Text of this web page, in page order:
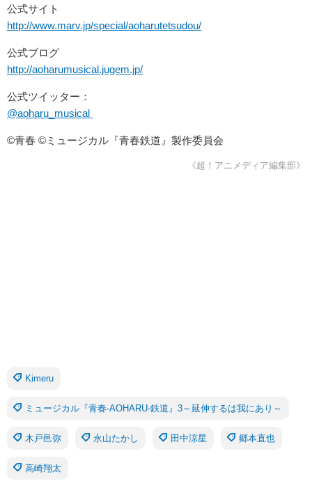
公式サイト
http://www.marv.jp/special/aoharutetsudou/
公式ブログ
http://aoharumusical.jugem.jp/
公式ツイッター：
@aoharu_musical
©青春 ©ミュージカル『青春鉄道』製作委員会
《超！アニメディア編集部》
Kimeru
ミュージカル『青春-AOHARU-鉄道』3～延伸するは我にあり～
木戸邑弥 永山たかし 田中涼星 郷本直也
高崎翔太